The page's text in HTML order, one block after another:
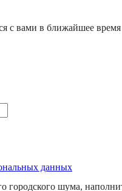
с вами в ближайшее время
данных
городского шума,